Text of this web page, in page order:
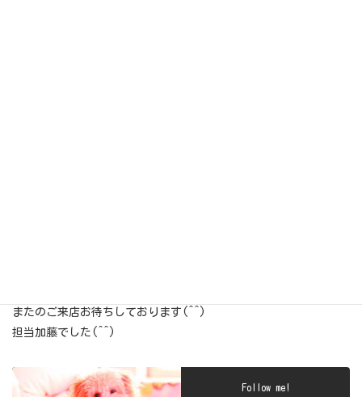
またのご来店お待ちしております(^^)
担当加藤でした(^^)
Follow me!